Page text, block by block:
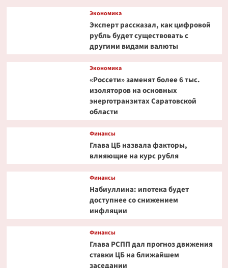
Экономика
Эксперт рассказал, как цифровой
рубль будет существовать с
другими видами валюты
Экономика
«Россети» заменят более 6 тыс.
изоляторов на основных
энерготранзитах Саратовской
области
Финансы
Глава ЦБ назвала факторы,
влияющие на курс рубля
Финансы
Набиуллина: ипотека будет
доступнее со снижением
инфляции
Финансы
Глава РСПП дал прогноз движения
ставки ЦБ на ближайшем
заседании